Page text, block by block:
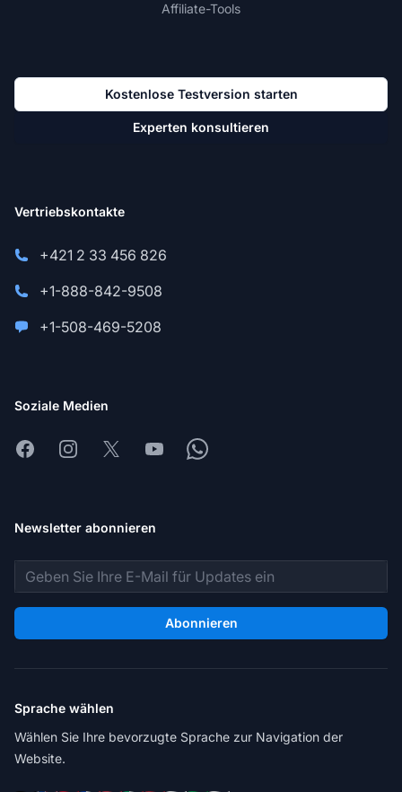
Affiliate-Tools
Kostenlose Testversion starten
Experten konsultieren
Vertriebskontakte
+421 2 33 456 826
+1-888-842-9508
+1-508-469-5208
Soziale Medien
FacebookInstagram
X YoutubeWhatsapp
Newsletter abonnieren
E-Mail-Adresse
Abonnieren
Sprache wählen
Wählen Sie Ihre bevorzugte Sprache zur Navigation der
Website.